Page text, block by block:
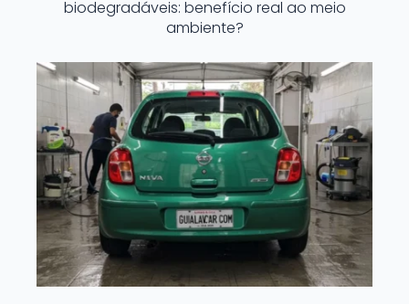
biodegradáveis: benefício real ao meio
ambiente?